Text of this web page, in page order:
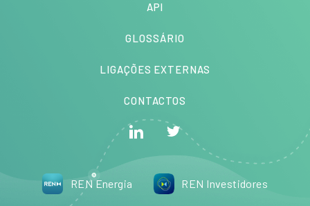
API
GLOSSÁRIO
LIGAÇÕES EXTERNAS
CONTACTOS
REN Energia REN Investidores